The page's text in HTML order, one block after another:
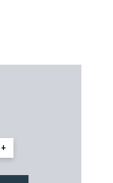
+